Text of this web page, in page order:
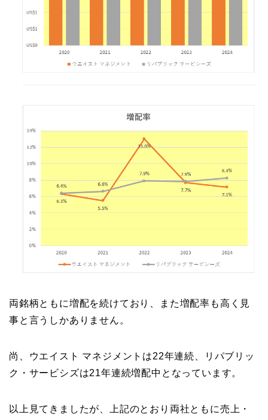
両銘柄ともに増配を続けており、また増配率も高く見
事と言うしかありません。
尚、ウエイスト マネジメントは22年連続、リパブリッ
ク・サービシズは21年連続増配中となっています。
以上見てきましたが、上記のとおり両社ともに売上・